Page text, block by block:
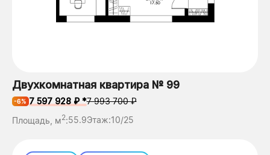
Двухкомнатная квартира № 99
-6% 7 597 928 ₽ *7 993 700 ₽
Площадь, м2:55.9Этаж:10/25